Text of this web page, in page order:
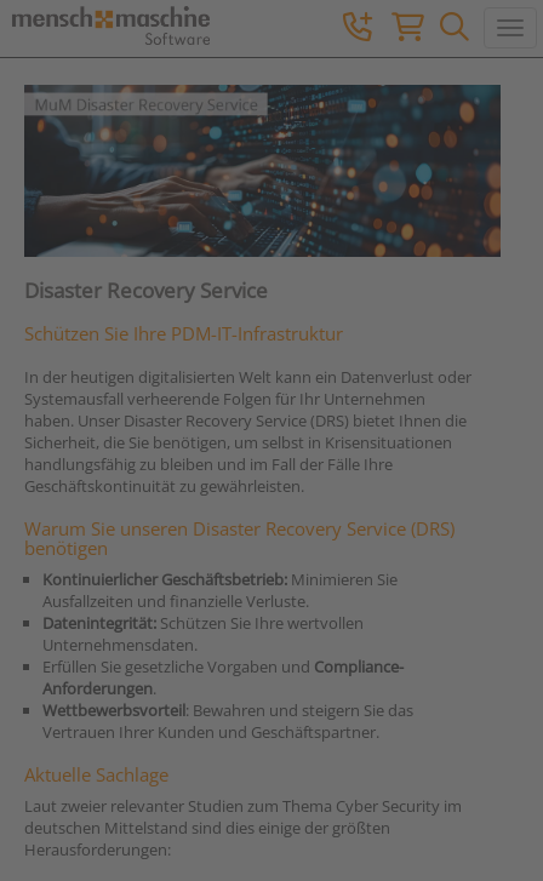
Disaster Recovery Service
Schützen Sie Ihre PDM-IT-Infrastruktur
In der heutigen digitalisierten Welt kann ein Datenverlust oder
Systemausfall verheerende Folgen für Ihr Unternehmen
haben. Unser Disaster Recovery Service (DRS) bietet Ihnen die
Sicherheit, die Sie benötigen, um selbst in Krisensituationen
handlungsfähig zu bleiben und im Fall der Fälle Ihre
Geschäftskontinuität zu gewährleisten.
Warum Sie unseren Disaster Recovery Service (DRS)
benötigen
Kontinuierlicher Geschäftsbetrieb: Minimieren Sie
Ausfallzeiten und finanzielle Verluste.
Datenintegrität: Schützen Sie Ihre wertvollen
Unternehmensdaten.
Erfüllen Sie gesetzliche Vorgaben und Compliance-
Anforderungen.
Wettbewerbsvorteil: Bewahren und steigern Sie das
Vertrauen Ihrer Kunden und Geschäftspartner.
Aktuelle Sachlage
Laut zweier relevanter Studien zum Thema Cyber Security im
deutschen Mittelstand sind dies einige der größten
Herausforderungen: